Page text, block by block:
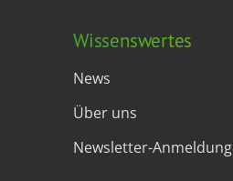
Wissenswertes
News
Über uns
Newsletter-Anmeldung